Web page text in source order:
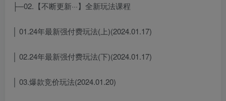
├─02.【不断更新···】全新玩法课程
│ 01.24年最新强付费玩法(上)(2024.01.17)
│ 02.24年最新强付费玩法(下)(2024.01.17)
│ 03.爆款竞价玩法(2024.01.20)